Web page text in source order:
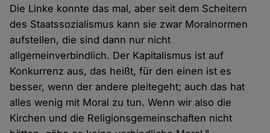
Die Linke konnte das mal, aber seit dem Scheitern
des Staatssozialismus kann sie zwar Moralnormen
aufstellen, die sind dann nur nicht
allgemeinverbindlich. Der Kapitalismus ist auf
Konkurrenz aus, das heißt, für den einen ist es
besser, wenn der andere pleitegeht; auch das hat
alles wenig mit Moral zu tun. Wenn wir also die
Kirchen und die Religionsgemeinschaften nicht